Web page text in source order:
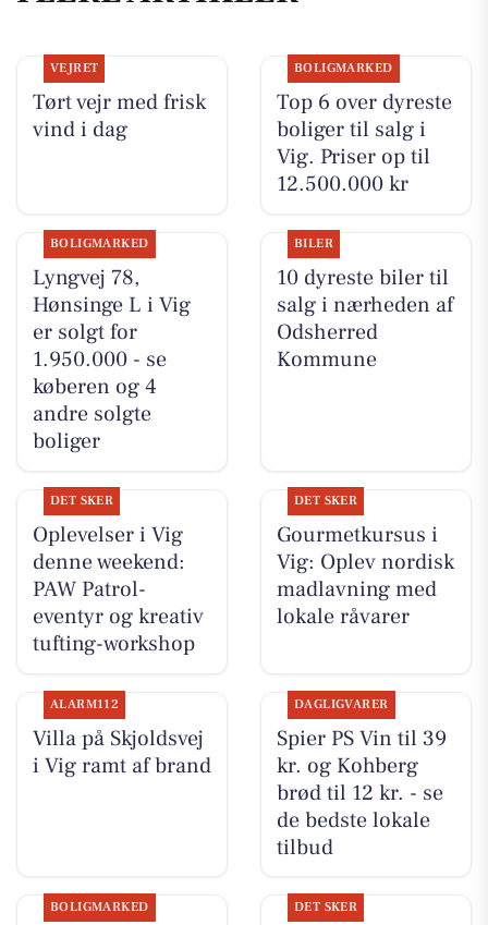
VEJRET
Tørt vejr med frisk
vind i dag
BOLIGMARKED
Top 6 over dyreste
boliger til salg i
Vig. Priser op til
12.500.000 kr
BOLIGMARKED
Lyngvej 78,
Hønsinge L i Vig
er solgt for
1.950.000 - se
køberen og 4
andre solgte
boliger
BILER
10 dyreste biler til
salg i nærheden af
Odsherred
Kommune
DET SKER
Oplevelser i Vig
denne weekend:
PAW Patrol-
eventyr og kreativ
tufting-workshop
DET SKER
Gourmetkursus i
Vig: Oplev nordisk
madlavning med
lokale råvarer
ALARM112
Villa på Skjoldsvej
i Vig ramt af brand
DAGLIGVARER
Spier PS Vin til 39
kr. og Kohberg
brød til 12 kr. - se
de bedste lokale
tilbud
BOLIGMARKED DET SKER